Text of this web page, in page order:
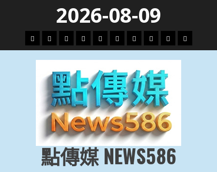
content
2026-08-09
頭
條
財
經
地
方.
會
文
教.
技
專
題
娛
樂
劇
政
治
國
際
運
動
生
活
點傳媒 NEWS586